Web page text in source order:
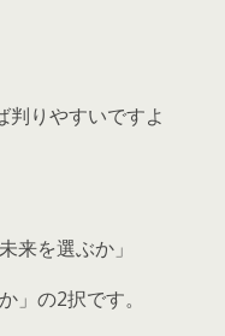
判りやすいですよ
来を選ぶか」
」の2択です。